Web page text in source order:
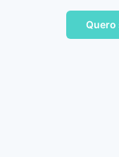
Quero